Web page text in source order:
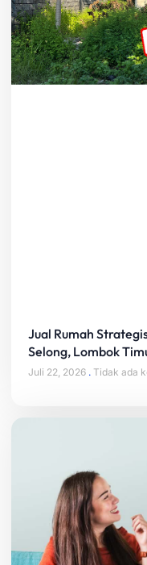
Jual Rumah
Selong, Lombok
Juli 22, 2026 Tidak ada